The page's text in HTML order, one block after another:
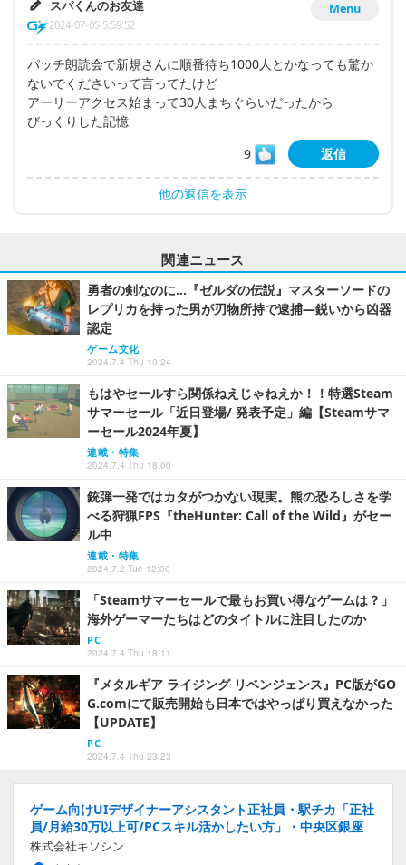
Menu
スパくんのお友達
2024-07-05 5:59:52
パッチ朗読会で新規さんに順番待ち1000人とかなっても驚か
ないでくださいって言ってたけど
アーリーアクセス始まって30人まちぐらいだったから
びっくりした記憶
9
返信
他の返信を表示
関連ニュース
勇者の剣なのに…『ゼルダの伝説』マスターソードの
レプリカを持った男が刃物所持で逮捕―鋭いから凶器
認定
ゲーム文化
2024.7.4 Thu 10:24
もはやセールすら関係ねえじゃねえか！！特選Steam
サマーセール「近日登場/ 発表予定」編【Steamサマ
ーセール2024年夏】
連載・特集
2024.7.4 Thu 18:00
銃弾一発ではカタがつかない現実。熊の恐ろしさを学
べる狩猟FPS『theHunter: Call of the Wild』がセー
ル中
連載・特集
2024.7.2 Tue 12:00
「Steamサマーセールで最もお買い得なゲームは？」
海外ゲーマーたちはどのタイトルに注目したのか
PC
2024.7.4 Thu 18:11
『メタルギア ライジング リベンジェンス』PC版がGO
G.comにて販売開始も日本ではやっぱり買えなかった
【UPDATE】
PC
2024.7.4 Thu 23:23
ゲーム向けUIデザイナーアシスタント正社員・駅チカ「正社
員/月給30万以上可/PCスキル活かしたい方」・中央区銀座
株式会社キソシン